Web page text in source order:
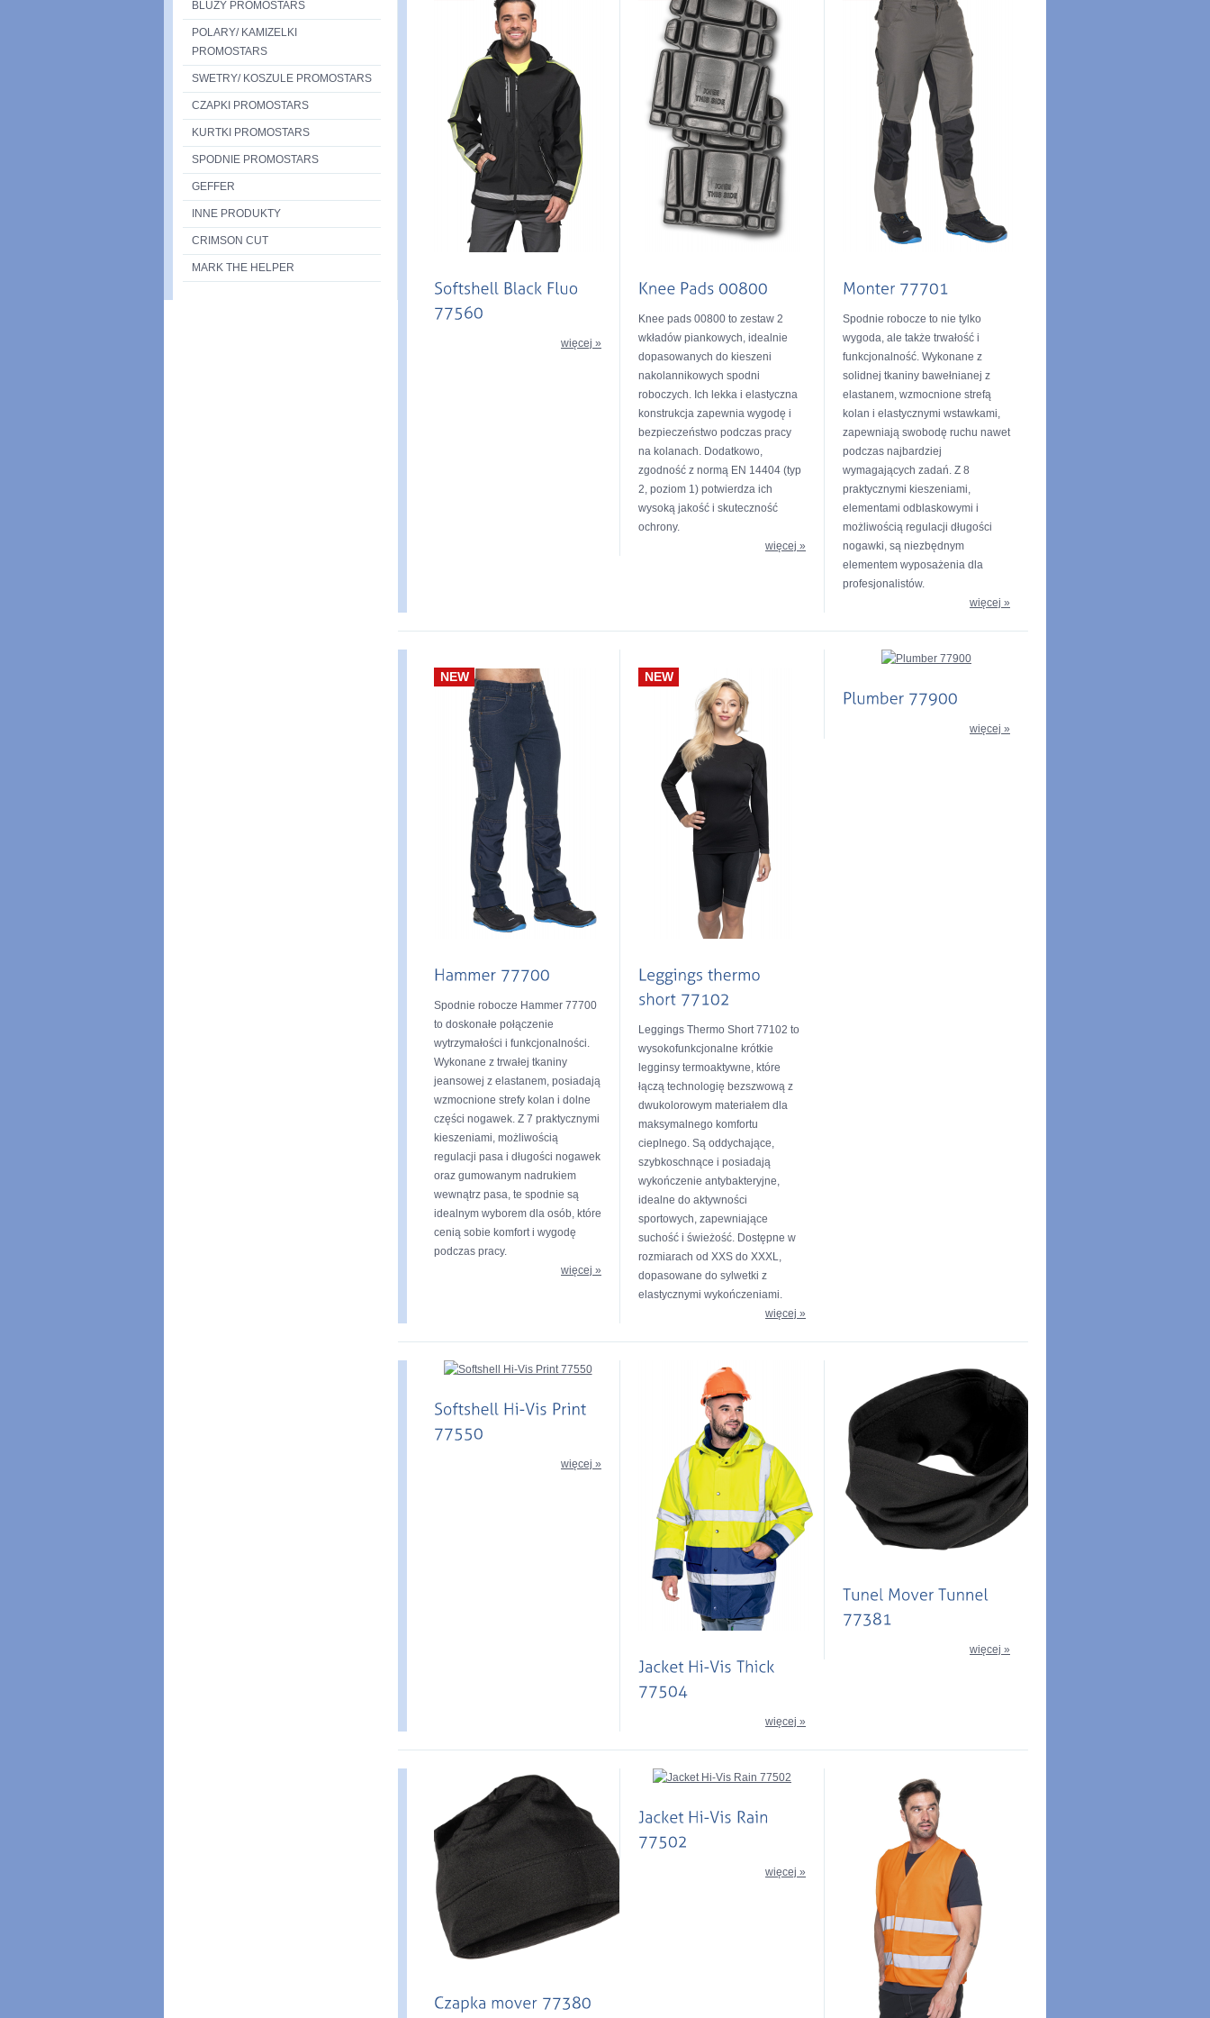
więcej »
Knee pads 00800 to zestaw 2
wkładów piankowych, idealnie
dopasowanych do kieszeni
nakolannikowych spodni
roboczych. Ich lekka i elastyczna
konstrukcja zapewnia wygodę i
bezpieczeństwo podczas pracy
na kolanach. Dodatkowo,
zgodność z normą EN 14404 (typ
2, poziom 1) potwierdza ich
wysoką jakość i skuteczność
ochrony.
więcej »
Spodnie robocze to nie tylko
wygoda, ale także trwałość i
funkcjonalność. Wykonane z
solidnej tkaniny bawełnianej z
elastanem, wzmocnione strefą
kolan i elastycznymi wstawkami,
zapewniają swobodę ruchu nawet
podczas najbardziej
wymagających zadań. Z 8
praktycznymi kieszeniami,
elementami odblaskowymi i
możliwością regulacji długości
nogawki, są niezbędnym
elementem wyposażenia dla
profesjonalistów.
więcej »
NEW
Spodnie robocze Hammer 77700
to doskonałe połączenie
wytrzymałości i funkcjonalności.
Wykonane z trwałej tkaniny
jeansowej z elastanem, posiadają
wzmocnione strefy kolan i dolne
części nogawek. Z 7 praktycznymi
kieszeniami, możliwością
regulacji pasa i długości nogawek
oraz gumowanym nadrukiem
wewnątrz pasa, te spodnie są
idealnym wyborem dla osób, które
cenią sobie komfort i wygodę
podczas pracy.
więcej »
NEW
Leggings Thermo Short 77102 to
wysokofunkcjonalne krótkie
legginsy termoaktywne, które
łączą technologię bezszwową z
dwukolorowym materiałem dla
maksymalnego komfortu
cieplnego. Są oddychające,
szybkoschnące i posiadają
wykończenie antybakteryjne,
idealne do aktywności
sportowych, zapewniające
suchość i świeżość. Dostępne w
rozmiarach od XXS do XXXL,
dopasowane do sylwetki z
elastycznymi wykończeniami.
więcej »
więcej »
więcej »
więcej »
więcej »
więcej »
BLUZY PROMOSTARS
POLARY/ KAMIZELKI
PROMOSTARS
SWETRY/ KOSZULE PROMOSTARS
CZAPKI PROMOSTARS
KURTKI PROMOSTARS
SPODNIE PROMOSTARS
GEFFER
INNE PRODUKTY
CRIMSON CUT
MARK THE HELPER